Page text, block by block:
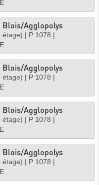
Blois/Agglopolys
étage) | P 1078 |
Blois/Agglopolys
étage) | P 1078 |
Blois/Agglopolys
étage) | P 1078 |
Blois/Agglopolys
étage) | P 1078 |